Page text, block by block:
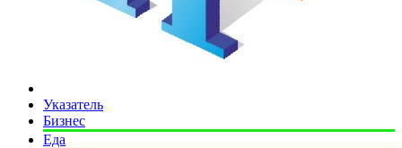
Указатель
Бизнес
Еда